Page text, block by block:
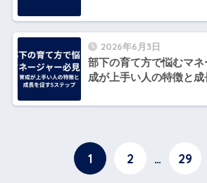
2026年6月3日
部下の育て方で悩むマ
成が上手い人の特徴と
1 2 … 29